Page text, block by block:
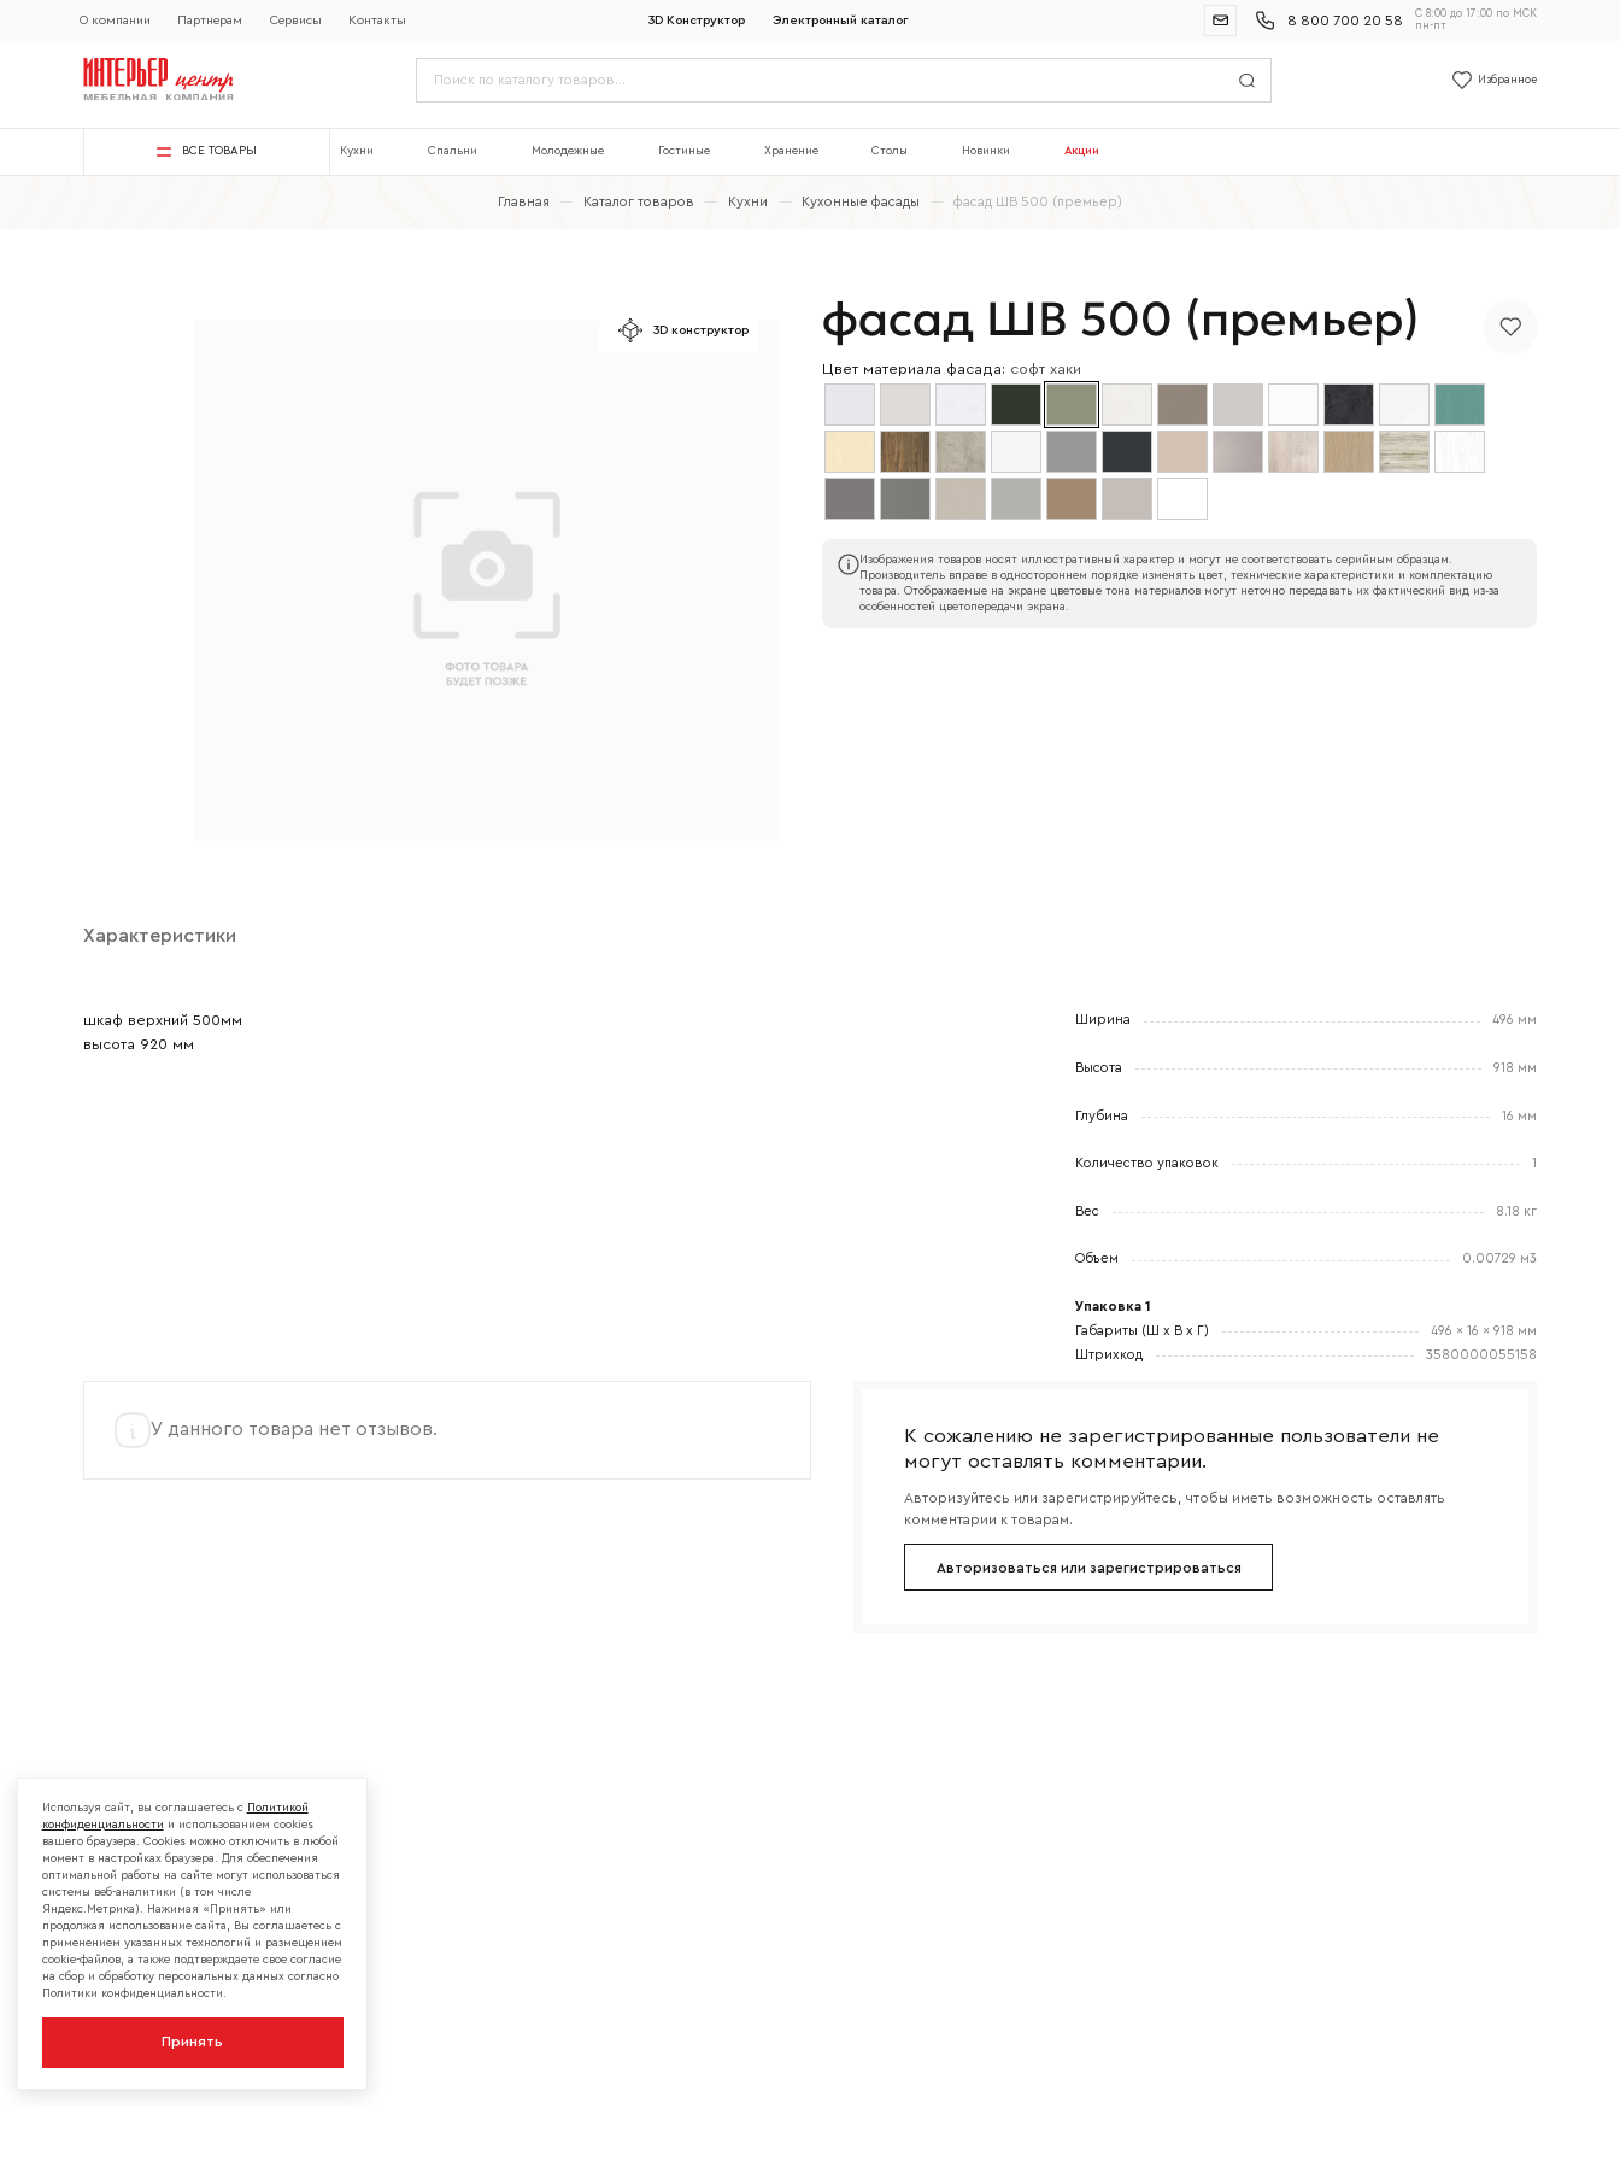
О компании Партнерам Сервисы Контакты 3D Конструктор Электронный каталог 8 800 700 20 58
С 8:00 до 17:00 по МСК
пн-пт
Избранное
ВСЕ ТОВАРЫ Кухни Спальни Молодежные Гостиные Хранение Столы Новинки Акции
Главная — Каталог товаров — Кухни — Кухонные фасады — фасад ШВ 500 (премьер)
3D конструктор фасад ШВ 500 (премьер)
Цвет материала фасада: софт хаки
Изображения товаров носят иллюстративный характер и могут не соответствовать серийным образцам.
Производитель вправе в одностороннем порядке изменять цвет, технические характеристики и комплектацию
товара. Отображаемые на экране цветовые тона материалов могут неточно передавать их фактический вид из‑за
особенностей цветопередачи экрана.
Характеристики
шкаф верхний 500мм
высота 920 мм
Ширина 496 мм
Высота 918 мм
Глубина 16 мм
Количество упаковок 1
Вес 8.18 кг
Объем 0.00729 м3
Упаковка 1
Габариты (Ш x В x Г)
496 x 16 x 918 мм
Штрихкод
3580000055158
У данного товара нет отзывов.
К сожалению не зарегистрированные пользователи не
могут оставлять комментарии.
Авторизуйтесь или зарегистрируйтесь, чтобы иметь возможность оставлять
комментарии к товарам.
Авторизоваться или зарегистрироваться
Используя сайт, вы соглашаетесь с Политикой
конфиденциальности и использованием cookies
вашего браузера. Cookies можно отключить в любой
момент в настройках браузера. Для обеспечения
оптимальной работы на сайте могут использоваться
системы веб-аналитики (в том числе
Яндекс.Метрика). Нажимая «Принять» или
продолжая использование сайта, Вы соглашаетесь с
применением указанных технологий и размещением
cookie-файлов, а также подтверждаете свое согласие
на сбор и обработку персональных данных согласно
Политики конфиденциальности.
Принять